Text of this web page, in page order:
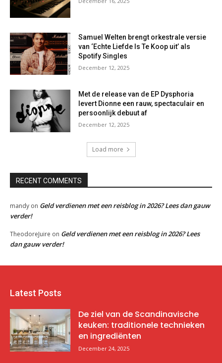
Samuel Welten brengt orkestrale versie
van ‘Echte Liefde Is Te Koop uit’ als
Spotify Singles
December 12, 2025
Met de release van de EP Dysphoria
levert Dionne een rauw, spectaculair en
persoonlijk debuut af
December 12, 2025
Load more
RECENT COMMENTS
mandy on Geld verdienen met een reisblog in 2026? Lees dan gauw
verder!
TheodoreJuire on Geld verdienen met een reisblog in 2026? Lees
dan gauw verder!
Latest Posts
De ziel van de Scandinavische
keuken: traditionele technieken
en ingrediënten
December 24, 2025